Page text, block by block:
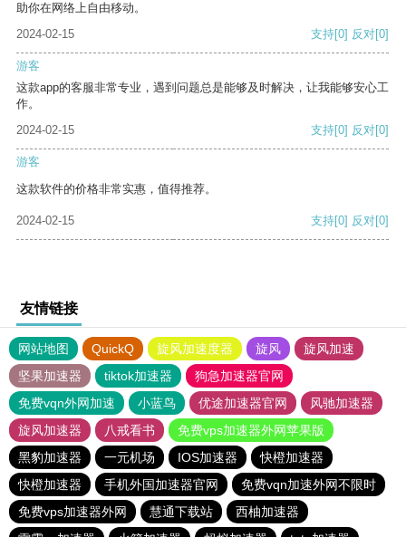
助你在网络上自由移动。
2024-02-15
支持[0] 反对[0]
游客
这款app的客服非常专业，遇到问题总是能够及时解决，让我能够安心工
作。
2024-02-15
支持[0] 反对[0]
游客
这款软件的价格非常实惠，值得推荐。
2024-02-15 支持[0] 反对[0]
友情链接
网站地图 QuickQ 旋风加速度器 旋风
旋风加速
坚果加速器
tiktok加速器
狗急加速器官网
免费vqn外网加速
小蓝鸟 优途加速器官网
风驰加速器
旋风加速器
八戒看书
免费vps加速器外网苹果版
黑豹加速器
一元机场 IOS加速器
快橙加速器
快橙加速器
手机外国加速器官网
免费vqn加速外网不限时
免费vps加速器外网
慧通下载站
西柚加速器